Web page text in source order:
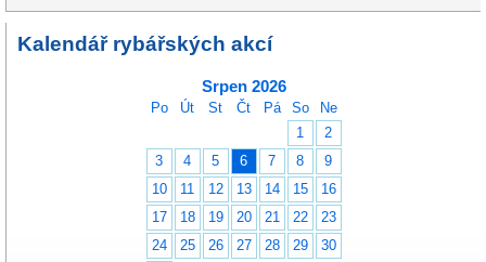
Kalendář rybářských akcí
Srpen 2026
Po Út St Čt Pá So
Ne
1
2
3
4 5 6 7 8
9
10
11 12 13 14 15
16
17
18 19 20 21 22
23
24
25 26 27 28 29
30